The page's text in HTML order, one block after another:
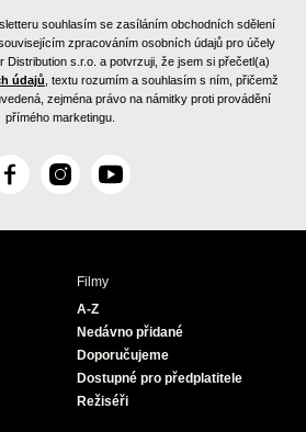
souhlasím se zasíláním obchodních sdělení
zpracováním osobních údajů pro účely
Distribution s.r.o. a potvrzuji, že jsem si přečetl(a)
údajů , textu rozumím a souhlasím s ním, přičemž
zejména právo na námitky proti provádění
přímého marketingu.
F
c
I
s
Y
u
Filmy
A-Z
Nedávno přidané
Doporučujeme
Dostupné pro předplatitele
Režiséři